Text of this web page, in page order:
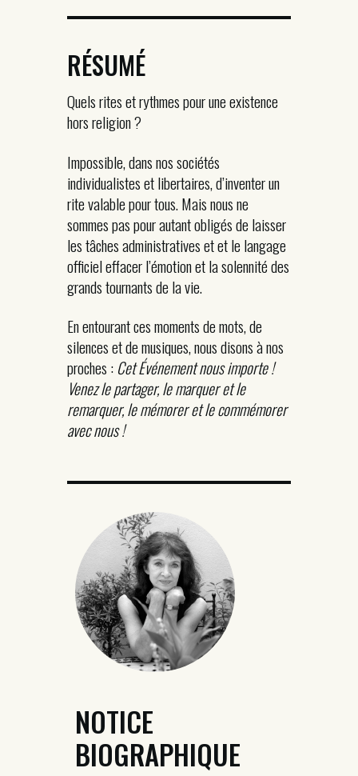
RÉSUMÉ
Quels rites et rythmes pour une existence
hors religion ?
Impossible, dans nos sociétés
individualistes et libertaires, d’inventer un
rite valable pour tous. Mais nous ne
sommes pas pour autant obligés de laisser
les tâches administratives et et le langage
officiel effacer l’émotion et la solennité des
grands tournants de la vie.
En entourant ces moments de mots, de
silences et de musiques, nous disons à nos
proches : Cet Événement nous importe !
Venez le partager, le marquer et le
remarquer, le mémorer et le commémorer
avec nous !
NOTICE
BIOGRAPHIQUE